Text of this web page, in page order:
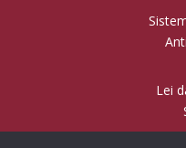
Lei